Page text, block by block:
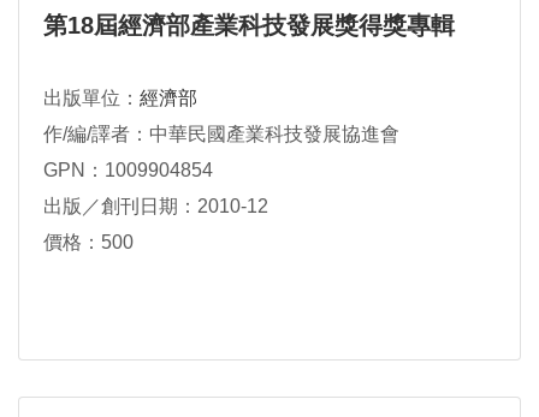
第18屆經濟部產業科技發展獎得獎專輯
出版單位： 經濟部
作/編/譯者：中華民國產業科技發展協進會
GPN：1009904854
出版／創刊日期：2010-12
價格：500